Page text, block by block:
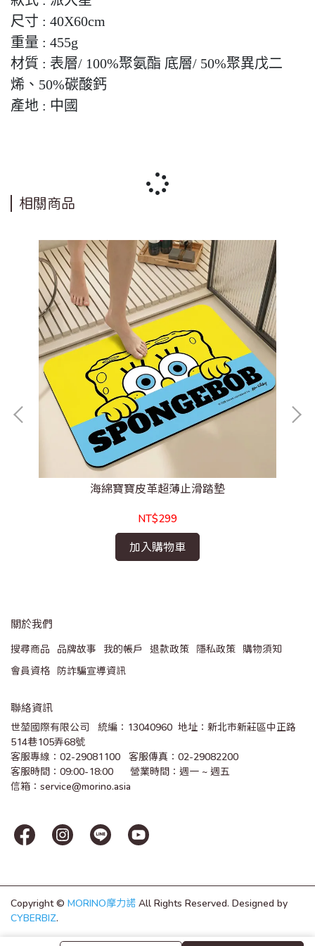
尺寸 : 40X60cm
重量 : 455g
材質 : 表層/ 100%聚氨酯 底層/ 50%聚異戊二
烯、50%碳酸鈣
產地 : 中國
相關商品
海綿寶寶皮革超薄止滑踏墊
NT$299
加入購物車
關於我們
搜尋商品 品牌故事 我的帳戶 退款政策 隱私政策
購物須知
會員資格
防詐騙宣導資訊
聯絡資訊
世堃國際有限公司   統編：13040960  地址：新北市新莊區中正路
514巷105弄68號
客服專線：02-29081100   客服傳真：02-29082200
客服時間：09:00-18:00      營業時間：週一 ~ 週五
信箱：service@morino.asia
Copyright © MORINO摩力諾 All Rights Reserved. Designed by
CYBERBIZ.